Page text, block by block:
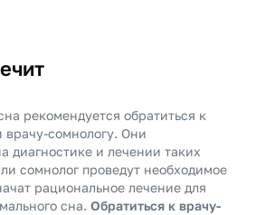
рекомендуется обратиться к
врачу-сомнологу. Они
диагностике и лечении таких
сомнолог проведут необходимое
рациональное лечение для
сна. Обратиться к врачу-